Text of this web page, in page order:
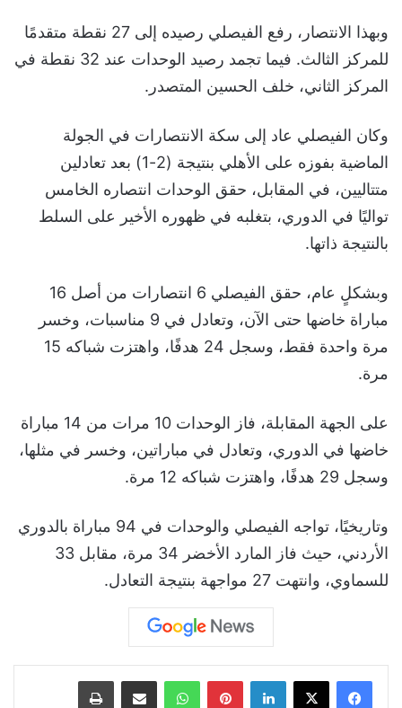
وبهذا الانتصار، رفع الفيصلي رصيده إلى 27 نقطة متقدمًا
للمركز الثالث. فيما تجمد رصيد الوحدات عند 32 نقطة في
المركز الثاني، خلف الحسين المتصدر.
وكان الفيصلي عاد إلى سكة الانتصارات في الجولة
الماضية بفوزه على الأهلي بنتيجة (2-1) بعد تعادلين
متتاليين، في المقابل، حقق الوحدات انتصاره الخامس
تواليًا في الدوري، بتغلبه في ظهوره الأخير على السلط
بالنتيجة ذاتها.
وبشكلٍ عام، حقق الفيصلي 6 انتصارات من أصل 16
مباراة خاضها حتى الآن، وتعادل في 9 مناسبات، وخسر
مرة واحدة فقط، وسجل 24 هدفًا، واهتزت شباكه 15
مرة.
على الجهة المقابلة، فاز الوحدات 10 مرات من 14 مباراة
خاضها في الدوري، وتعادل في مباراتين، وخسر في مثلها،
وسجل 29 هدفًا، واهتزت شباكه 12 مرة.
وتاريخيًا، تواجه الفيصلي والوحدات في 94 مباراة بالدوري
الأردني، حيث فاز المارد الأخضر 34 مرة، مقابل 33
للسماوي، وانتهت 27 مواجهة بنتيجة التعادل.
لينكدإن بينتيريست واتساب